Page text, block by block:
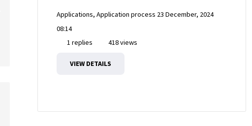
Applications, Application process 23 December, 2024
08:14
1 replies
418 views
VIEW DETAILS